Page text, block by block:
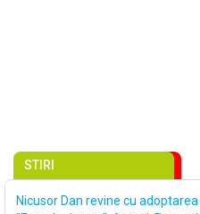
STIRI
Nicusor Dan revine cu